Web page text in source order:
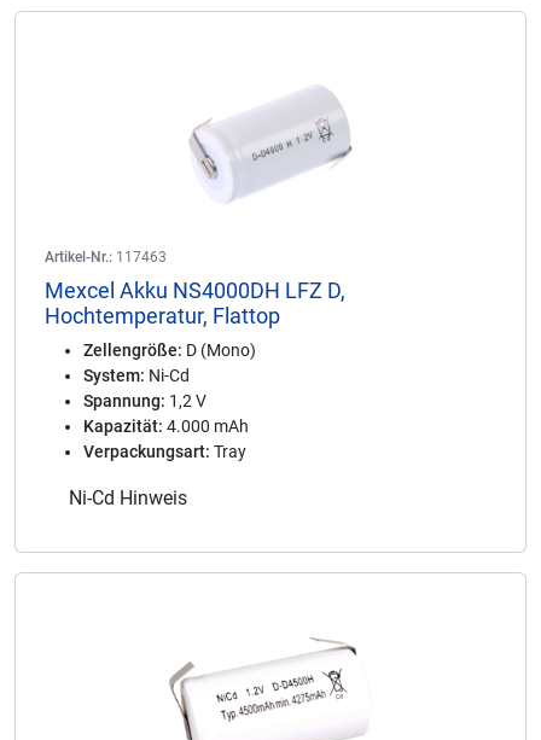
Artikel-Nr.: 117463
Mexcel Akku NS4000DH LFZ D,
Hochtemperatur, Flattop
Zellengröße: D (Mono)
System: Ni-Cd
Spannung: 1,2 V
Kapazität: 4.000 mAh
Verpackungsart: Tray
Ni-Cd Hinweis